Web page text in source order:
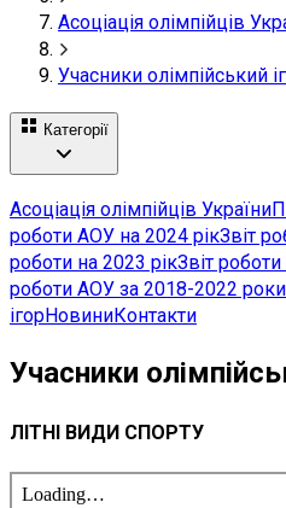
Асоціація олімпійців
Учасники олімпійський
Категорії
Асоціація олімпійців України
роботи АОУ на 2024 рікЗвіт
роботи на 2023 рікЗвіт
роботи АОУ за 2018-2022 роки
ігорНовиниКонтакти
Учасники
ЛІТНІ ВИДИ СПОРТУ